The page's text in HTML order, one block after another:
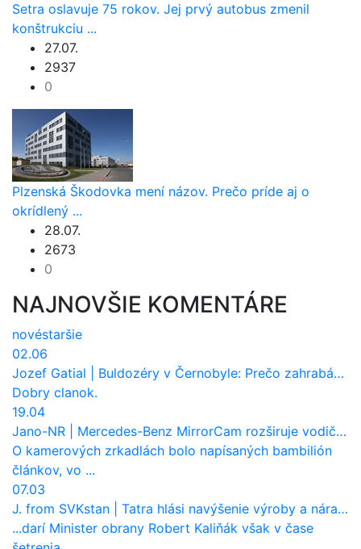
Setra oslavuje 75 rokov. Jej prvý autobus zmenil
konštrukciu ...
27.07.
2937
0
Plzenská Škodovka mení názov. Prečo príde aj o
okrídlený ...
28.07.
2673
0
NAJNOVŠIE KOMENTÁRE
novéstaršie
02.06
Jozef Gatial
Buldozéry v Černobyle: Prečo zahrabávali Červený les pod zem?
Dobry clanok.
19.04
Jano-NR
Mercedes-Benz MirrorCam rozširuje vodičovi výhľad a uberá autobusom odpor vzduchu
O kamerových zrkadlách bolo napísaných bambilión
článkov, vo ...
07.03
J. from SVKstan
Tatra hlási navýšenie výroby a nárast tržieb. Ktorí odberatelia sú kľúčoví?
...darí Minister obrany Robert Kaliňák však v čase